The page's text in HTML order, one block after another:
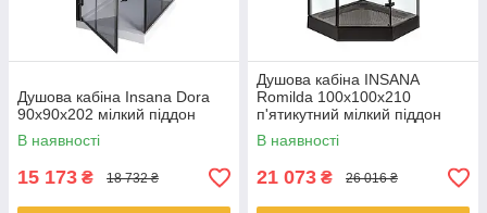
Душова кабіна Insana Dora
90x90x202 мілкий піддон
В наявності
15 173 ₴ 18 732 ₴
Душова кабіна INSANA
Romilda 100x100x210
п'ятикутний мілкий піддон
В наявності
21 073 ₴ 26 016 ₴